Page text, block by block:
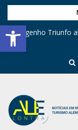
Barra de Ferramentas Aberta
Engenho Triunfo